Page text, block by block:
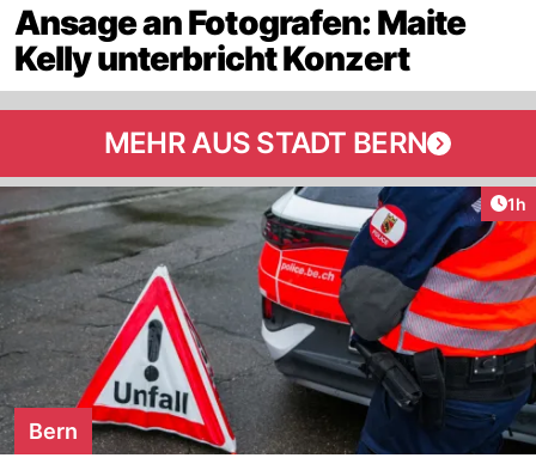
Ansage an Fotografen: Maite
Kelly unterbricht Konzert
MEHR AUS STADT BERN
1h
Bern